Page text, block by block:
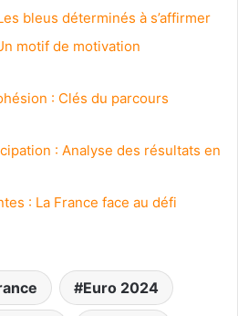
bleus déterminés à s’affirmer
motif de motivation
: Clés du parcours
: Analyse des résultats en
: La France face au défi
Euro 2024